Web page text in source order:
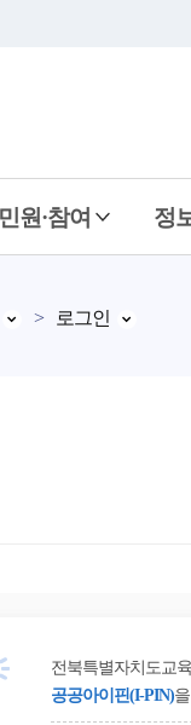
원·참여 정
로그인
전북특별자치도교
공공아이핀(I-PIN)